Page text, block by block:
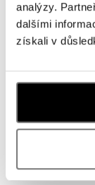
analýzy.
dalšími
získali v
ALO
Prsten s diamanty
Mirage
od 24 590 Kč
Přihlaste